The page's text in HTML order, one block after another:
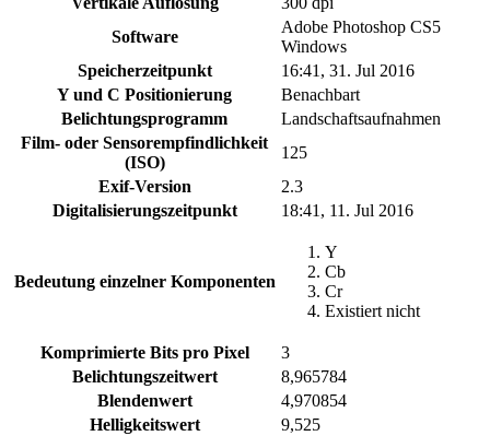
Software
Adobe Photoshop CS5
Windows
Speicherzeitpunkt
16:41, 31. Jul 2016
Y und C Positionierung
Benachbart
Belichtungsprogramm
Landschaftsaufnahmen
Film- oder Sensorempfindlichkeit
(ISO)
125
Exif-Version
2.3
Digitalisierungszeitpunkt
18:41, 11. Jul 2016
Bedeutung einzelner Komponenten
Y
Cb
Cr
Existiert nicht
Komprimierte Bits pro Pixel
3
Belichtungszeitwert
8,965784
Blendenwert
4,970854
Helligkeitswert
9,525